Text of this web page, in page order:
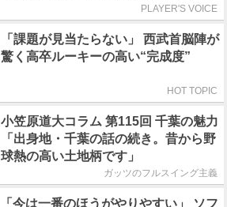
PLAYER'S VOICE
「課題が見当たらない」 西武首脳陣が
驚く高卒ルーキーの高い“完成度”
HOT TOPIC
小笠原道大コラム 第115回 千葉の魅力
「出身地・千葉の話の続き。昔から野
球熱の高い土地柄です」
ガッツのフルスイング主義
「今は一番のほうがやりやすい」 ソフ